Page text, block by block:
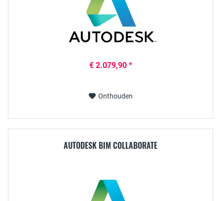
€ 2.079,90 *
Onthouden
AUTODESK BIM COLLABORATE